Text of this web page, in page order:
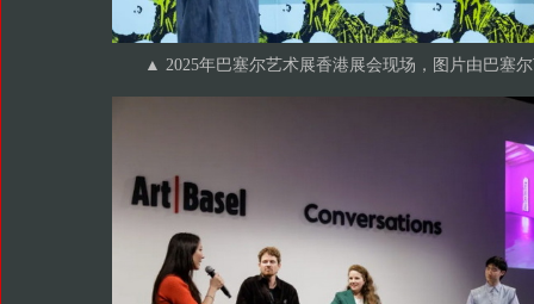
▲ 2025年巴塞尔艺术展香港展会现场，图片由巴塞